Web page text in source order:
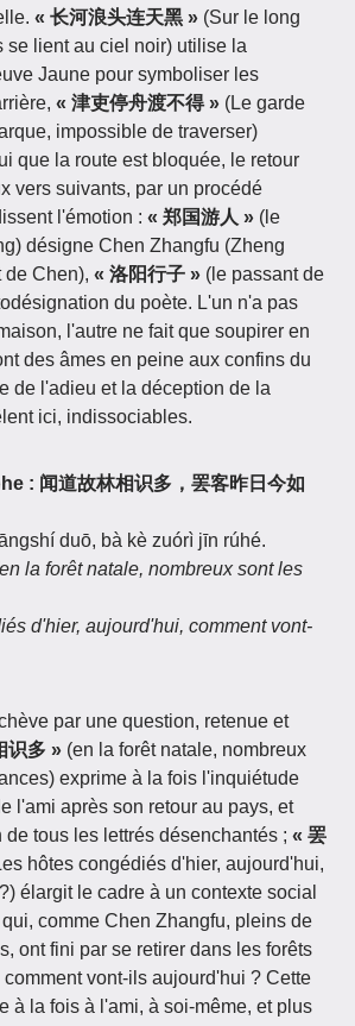
« 长河浪头连天黑 » (Sur le long
se lient au ciel noir) utilise la
Jaune pour symboliser les
« 津吏停舟渡不得 » (Le garde
impossible de traverser)
que la route est bloquée, le retour
vers suivants, par un procédé
l'émotion : « 郑国游人 » (le
désigne Chen Zhangfu (Zheng
de Chen), « 洛阳行子 » (le passant de
du poète. L'un n'a pas
l'autre ne fait que soupirer en
des âmes en peine aux confins du
de l'adieu et la déception de la
ici, indissociables.
: 闻道故林相识多，罢客昨日今如
duō, bà kè zuórì jīn rúhé.
la forêt natale, nombreux sont les
d'hier, aujourd'hui, comment vont-
par une question, retenue et
识多 » (en la forêt natale, nombreux
exprime à la fois l'inquiétude
l'ami après son retour au pays, et
de tous les lettrés désenchantés ; « 罢
hôtes congédiés d'hier, aujourd'hui,
élargit le cadre à un contexte social
comme Chen Zhangfu, pleins de
ont fini par se retirer dans les forêts
vont-ils aujourd'hui ? Cette
à la fois à l'ami, à soi-même, et plus